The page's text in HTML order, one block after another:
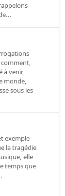
à venir,
monde,
sous les
exemple
la tragédie
elle
temps que